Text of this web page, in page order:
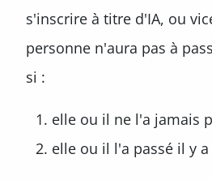
s'inscrire à titre d'IA, ou
personne n'aura pas à
si :
elle ou il ne l'a jamais
elle ou il l'a passé il y